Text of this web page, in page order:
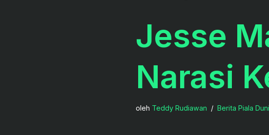
Jesse
Narasi
oleh Teddy Rudiawan Berita Piala